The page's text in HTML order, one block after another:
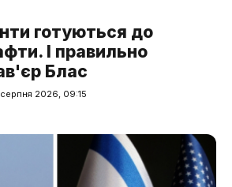
готуються до
І правильно
Блас
2026, 09:15